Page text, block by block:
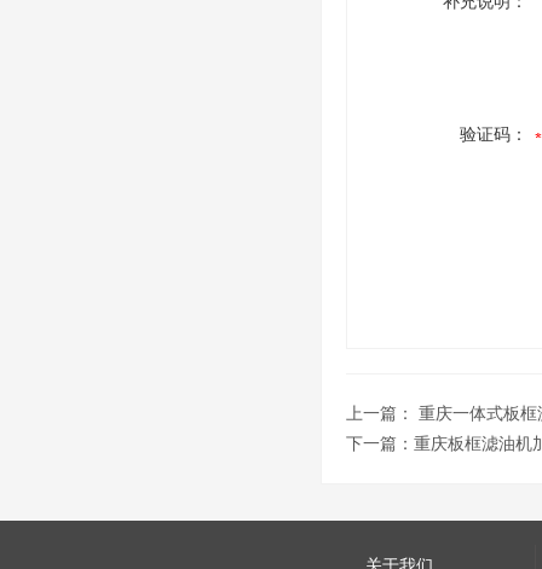
验证码：
上一篇： 重庆一体式板框
下一篇： 重庆板框滤油机